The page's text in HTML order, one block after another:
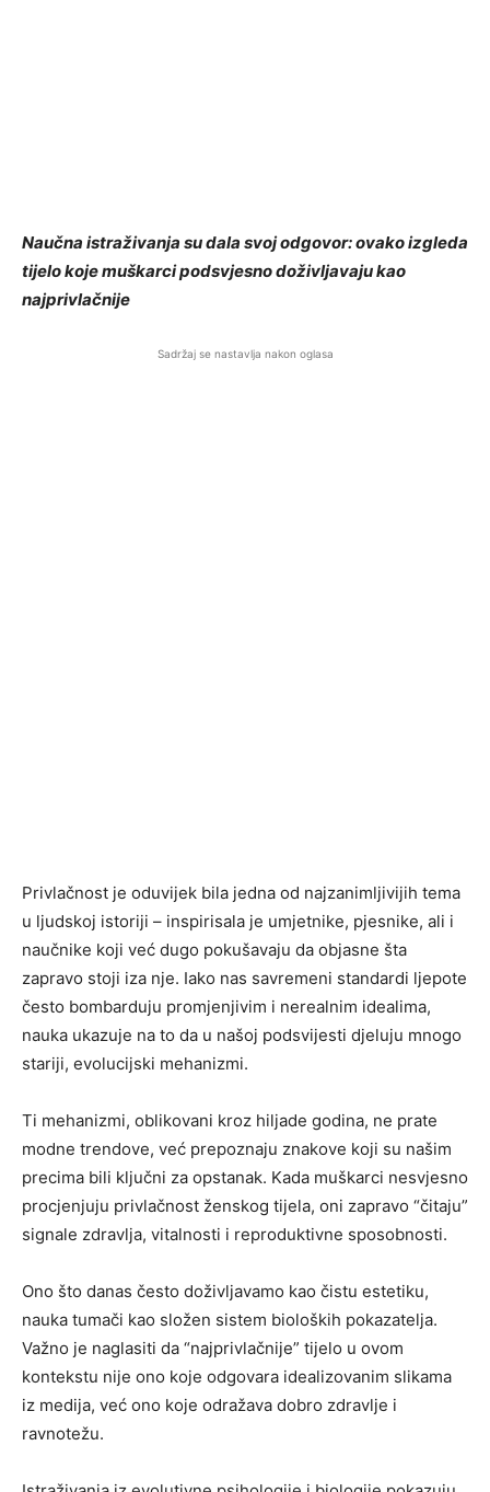
Naučna istraživanja su dala svoj odgovor: ovako izgleda
tijelo koje muškarci podsvjesno doživljavaju kao
najprivlačnije
Sadržaj se nastavlja nakon oglasa
Privlačnost je oduvijek bila jedna od najzanimljivijih tema
u ljudskoj istoriji – inspirisala je umjetnike, pjesnike, ali i
naučnike koji već dugo pokušavaju da objasne šta
zapravo stoji iza nje. Iako nas savremeni standardi ljepote
često bombarduju promjenjivim i nerealnim idealima,
nauka ukazuje na to da u našoj podsvijesti djeluju mnogo
stariji, evolucijski mehanizmi.
Ti mehanizmi, oblikovani kroz hiljade godina, ne prate
modne trendove, već prepoznaju znakove koji su našim
precima bili ključni za opstanak. Kada muškarci nesvjesno
procjenjuju privlačnost ženskog tijela, oni zapravo “čitaju”
signale zdravlja, vitalnosti i reproduktivne sposobnosti.
Ono što danas često doživljavamo kao čistu estetiku,
nauka tumači kao složen sistem bioloških pokazatelja.
Važno je naglasiti da “najprivlačnije” tijelo u ovom
kontekstu nije ono koje odgovara idealizovanim slikama
iz medija, već ono koje odražava dobro zdravlje i
ravnotežu.